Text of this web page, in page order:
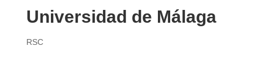
Universidad de Málaga
RSC